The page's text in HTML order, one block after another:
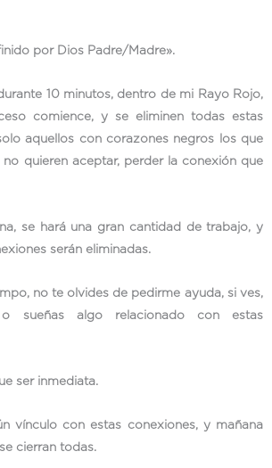
por Dios Padre/Madre».
10 minutos, dentro de mi Rayo Rojo,
comience, y se eliminen todas estas
aquellos con corazones negros los que
quieren aceptar, perder la conexión que
se hará una gran cantidad de trabajo, y
serán eliminadas.
no te olvides de pedirme ayuda, si ves,
sueñas algo relacionado con estas
ser inmediata.
vínculo con estas conexiones, y mañana
cierran todas.